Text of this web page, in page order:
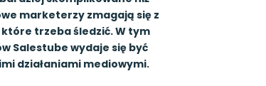
marketerzy zmagają się z
trzeba śledzić. W tym
Salestube wydaje się być
działaniami mediowymi.